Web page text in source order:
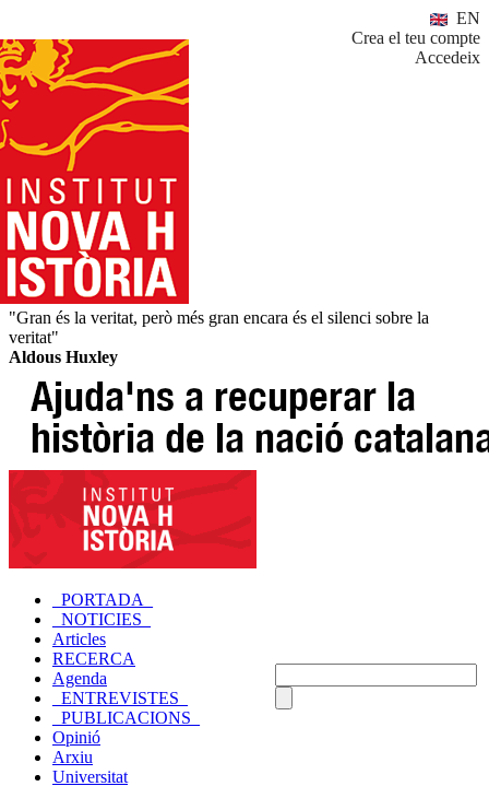
EN
Crea el teu compte
Accedeix
"Gran és la veritat, però més gran encara és el silenci sobre la
veritat"
Aldous Huxley
_PORTADA_
_NOTICIES_
Articles
RECERCA
Agenda
_ENTREVISTES_
_PUBLICACIONS_
Opinió
Arxiu
Universitat